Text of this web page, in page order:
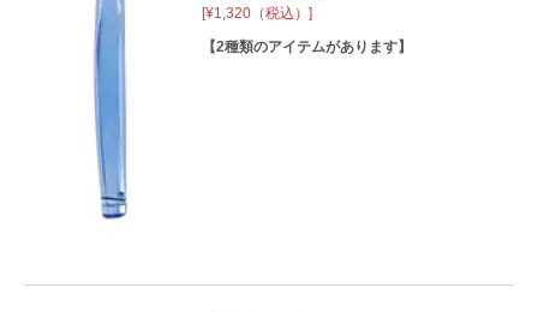
[¥1,320（税込）]
【2種類のアイテムがあります】